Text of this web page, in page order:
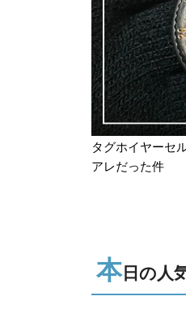
タグホイヤーセ
アレだった件
本日の人